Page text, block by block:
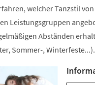
welcher Tanzstil
Leistungsgruppen
Abständen
Sommer-, Winterfeste...).